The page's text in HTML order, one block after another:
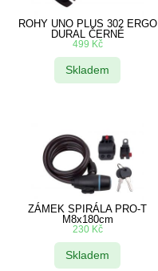
ROHY UNO PLUS 302 ERGO
DURAL ČERNÉ
499 Kč
Skladem
ZÁMEK SPIRÁLA PRO-T
M8x180cm
230 Kč
Skladem